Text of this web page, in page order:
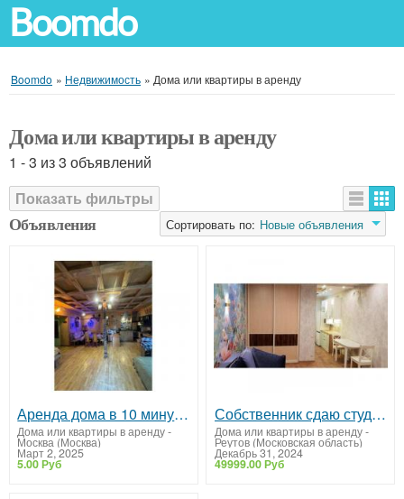
Boomdo
Boomdo » Недвижимость » Дома или квартиры в аренду
Дома или квартиры в аренду
1 - 3 из 3 объявлений
Показать фильтры
Сортировать по: Новые объявления
Объявления
Аренда дома в 10 минутах от Москвы: уют, природа и комфорт!
Дома или квартиры в аренду-
Москва (Москва)
Март 2, 2025
5.00 Руб
Собственник сдаю студию Реутов
Дома или квартиры в аренду-
Реутов (Московская область)
Декабрь 31, 2024
49999.00 Руб